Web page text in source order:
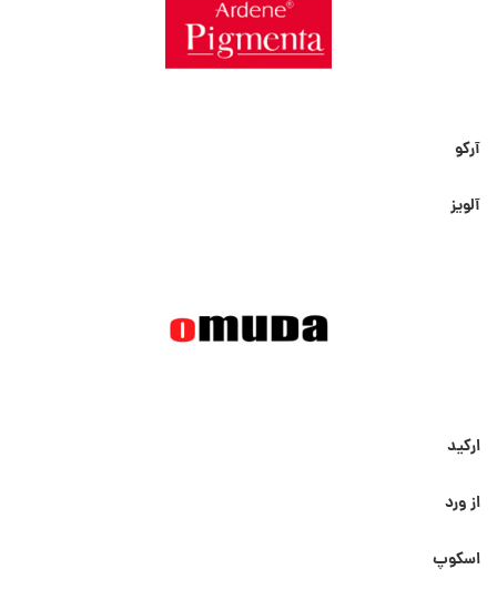
آرکو
آلویز
ارکید
از ورد
اسکوپ